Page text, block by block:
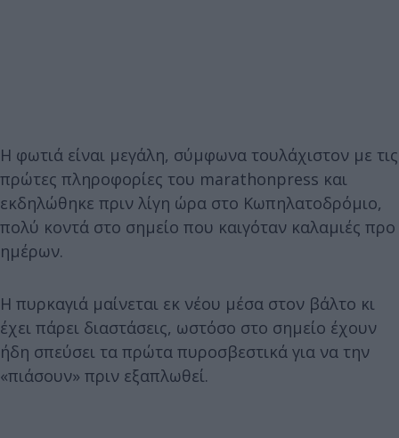
Η φωτιά είναι μεγάλη, σύμφωνα τουλάχιστον με τις
πρώτες πληροφορίες του marathonpress και
εκδηλώθηκε πριν λίγη ώρα στο Κωπηλατοδρόμιο,
πολύ κοντά στο σημείο που καιγόταν καλαμιές προ
ημέρων.
Η πυρκαγιά μαίνεται εκ νέου μέσα στον βάλτο κι
έχει πάρει διαστάσεις, ωστόσο στο σημείο έχουν
ήδη σπεύσει τα πρώτα πυροσβεστικά για να την
«πιάσουν» πριν εξαπλωθεί.